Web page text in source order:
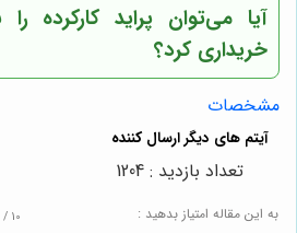
آیا می‌توان پراید کارکرده
خریداری کرد؟
مشخصات
به این مقاله امتیاز بدهید : / 10
تعداد بازدید : 1204